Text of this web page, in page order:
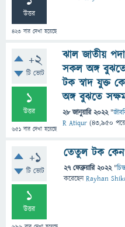
উত্তর
423 বার দেখা হয়েছে
+2
টি ভোট
1
উত্তর
651 বার দেখা হয়েছে
ঝাল জাতীয়
সকল অঙ্গ বুঝতে
টক স্বাদ যুক্ত
অঙ্গ বুঝতে
28 জানুয়ারি 2022 "
R Atiqur (43,950
+1
টি ভোট
1
উত্তর
তেতুল টক
27 ফেব্রুয়ারি 2022 "
করেছেনRayhan